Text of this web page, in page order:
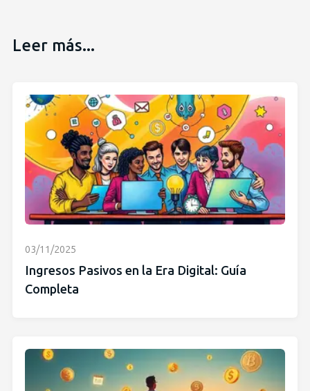
Leer más...
03/11/2025
Ingresos Pasivos en la Era Digital: Guía
Completa